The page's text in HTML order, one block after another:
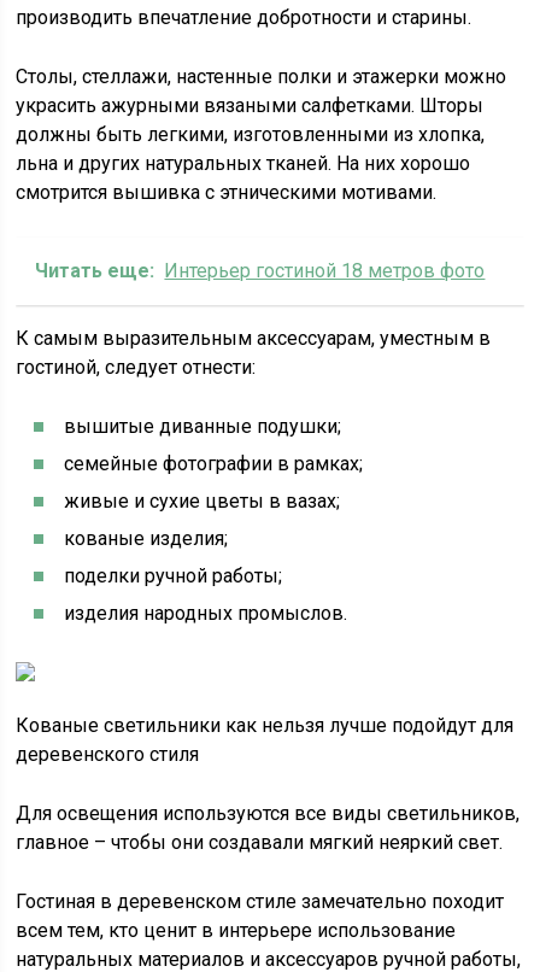
производить впечатление добротности и старины.
Столы, стеллажи, настенные полки и этажерки можно
украсить ажурными вязаными салфетками. Шторы
должны быть легкими, изготовленными из хлопка,
льна и других натуральных тканей. На них хорошо
смотрится вышивка с этническими мотивами.
Читать еще: Интерьер гостиной 18 метров фото
К самым выразительным аксессуарам, уместным в
гостиной, следует отнести:
вышитые диванные подушки;
семейные фотографии в рамках;
живые и сухие цветы в вазах;
кованые изделия;
поделки ручной работы;
изделия народных промыслов.
Кованые светильники как нельзя лучше подойдут для
деревенского стиля
Для освещения используются все виды светильников,
главное – чтобы они создавали мягкий неяркий свет.
Гостиная в деревенском стиле замечательно походит
всем тем, кто ценит в интерьере использование
натуральных материалов и аксессуаров ручной работы,